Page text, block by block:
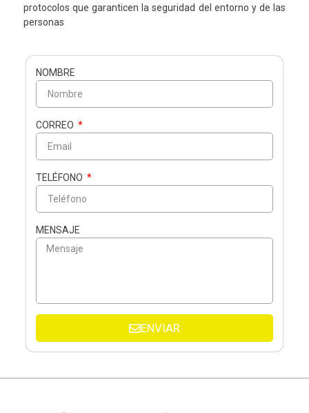
protocolos que garanticen la seguridad del entorno y de las
personas
NOMBRE
CORREO
TELÉFONO
MENSAJE
ENVIAR